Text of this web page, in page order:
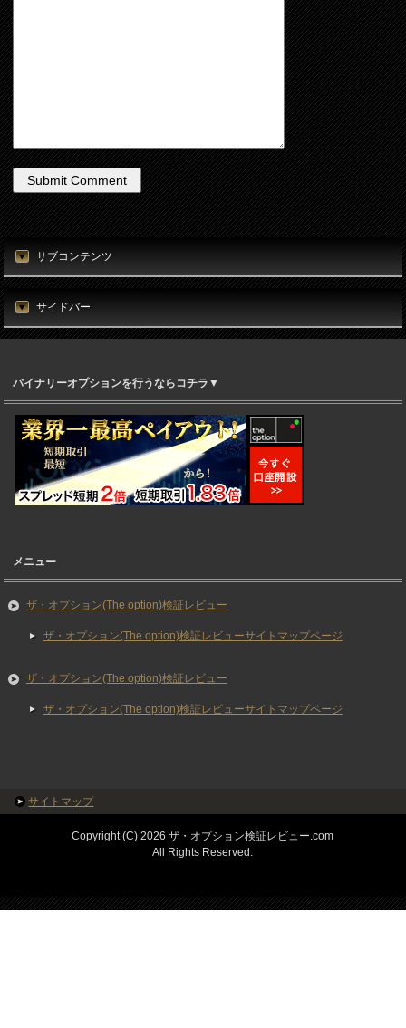
サブコンテンツ
サイドバー
バイナリーオプションを行うならコチラ▼
メニュー
ザ・オプション(The option)検証レビュー
ザ・オプション(The option)検証レビューサイトマップページ
ザ・オプション(The option)検証レビュー
ザ・オプション(The option)検証レビューサイトマップページ
サイトマップ
Copyright (C) 2026 ザ・オプション検証レビュー.com
All Rights Reserved.